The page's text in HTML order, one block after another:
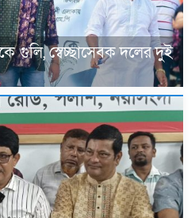
গুলি, স্বেচ্ছাসেবক দলের দুই